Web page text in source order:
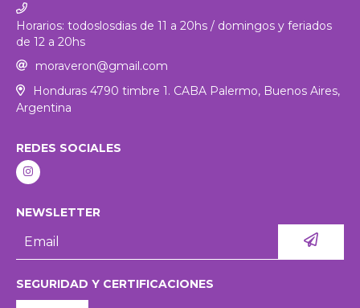
Horarios: todoslosdias de 11 a 20hs / domingos y feriados
de 12 a 20hs
moraveron@gmail.com
Honduras 4790 timbre 1. CABA Palermo, Buenos Aires,
Argentina
REDES SOCIALES
NEWSLETTER
SEGURIDAD Y CERTIFICACIONES